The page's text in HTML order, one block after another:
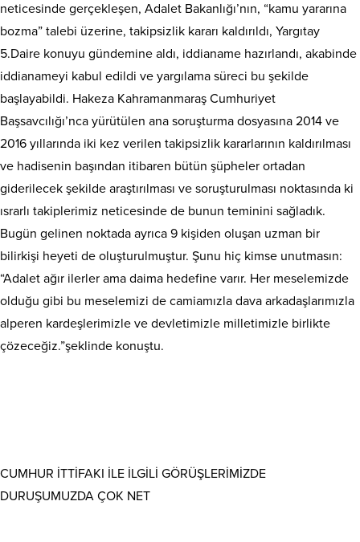
neticesinde gerçekleşen, Adalet Bakanlığı’nın, “kamu yararına
bozma” talebi üzerine, takipsizlik kararı kaldırıldı, Yargıtay
5.Daire konuyu gündemine aldı, iddianame hazırlandı, akabinde
iddianameyi kabul edildi ve yargılama süreci bu şekilde
başlayabildi. Hakeza Kahramanmaraş Cumhuriyet
Başsavcılığı’nca yürütülen ana soruşturma dosyasına 2014 ve
2016 yıllarında iki kez verilen takipsizlik kararlarının kaldırılması
ve hadisenin başından itibaren bütün şüpheler ortadan
giderilecek şekilde araştırılması ve soruşturulması noktasında ki
ısrarlı takiplerimiz neticesinde de bunun teminini sağladık.
Bugün gelinen noktada ayrıca 9 kişiden oluşan uzman bir
bilirkişi heyeti de oluşturulmuştur. Şunu hiç kimse unutmasın:
“Adalet ağır ilerler ama daima hedefine varır. Her meselemizde
olduğu gibi bu meselemizi de camiamızla dava arkadaşlarımızla
alperen kardeşlerimizle ve devletimizle milletimizle birlikte
çözeceğiz.”şeklinde konuştu.
CUMHUR İTTİFAKI İLE İLGİLİ GÖRÜŞLERİMİZDE
DURUŞUMUZDA ÇOK NET